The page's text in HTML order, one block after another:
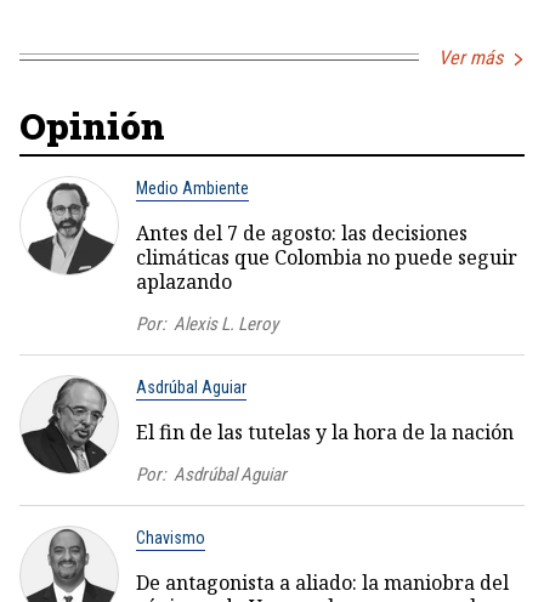
Ver más
Opinión
Medio Ambiente
Antes del 7 de agosto: las decisiones
climáticas que Colombia no puede seguir
aplazando
Por: Alexis L. Leroy
Asdrúbal Aguiar
El fin de las tutelas y la hora de la nación
Por: Asdrúbal Aguiar
Chavismo
De antagonista a aliado: la maniobra del